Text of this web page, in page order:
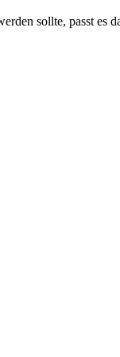
sollte, passt